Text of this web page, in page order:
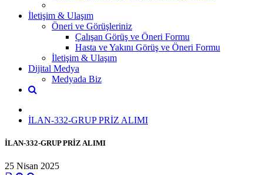
İletişim & Ulaşım
Öneri ve Görüşleriniz
Çalışan Görüş ve Öneri Formu
Hasta ve Yakını Görüş ve Öneri Formu
İletişim & Ulaşım
Dijital Medya
Medyada Biz
İLAN-332-GRUP PRİZ ALIMI
İLAN-332-GRUP PRİZ ALIMI
25 Nisan 2025